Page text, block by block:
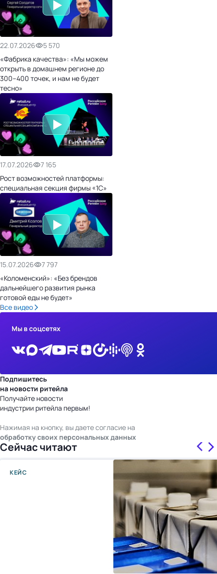
22.07.2026
5 570
«Фабрика качества»: «Мы можем
открыть в домашнем регионе до
300–400 точек, и нам не будет
тесно»
17.07.2026
7 165
Рост возможностей платформы:
специальная секция фирмы «1С»
15.07.2026
7 797
«Коломенский»: «Без брендов
дальнейшего развития рынка
готовой еды не будет»
Все видео
Мы в соцсетях
Подпишитесь
на новости ритейла
Получайте новости
индустрии ритейла первым!
Нажимая на кнопку, вы даете согласие на
обработку своих персональных данных
Сейчас читают
КЕЙС